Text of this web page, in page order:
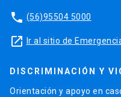
phone (56)95504 5000
launch Ir al sitio de
DISCRIMINACIÓN Y
Orientación y apoyo en